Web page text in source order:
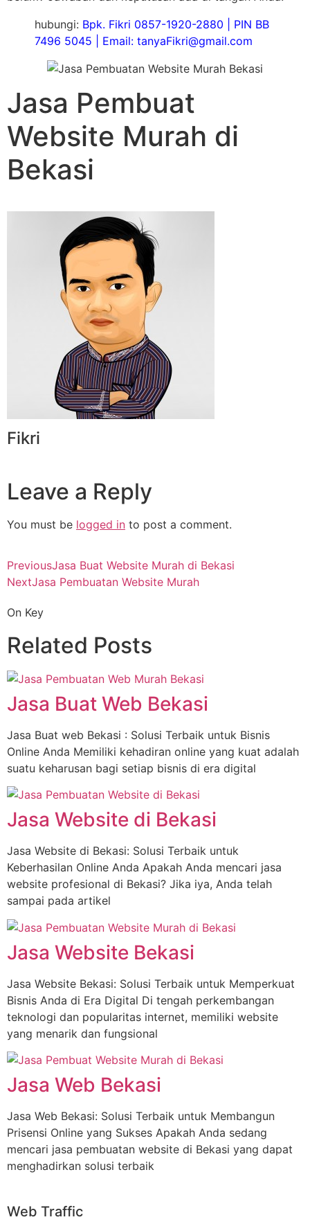
hubungi: Bpk. Fikri 0857-1920-2880 | PIN BB
7496 5045 | Email: tanyaFikri@gmail.com
Jasa Pembuat
Website Murah di
Bekasi
Fikri
Leave a Reply
You must be logged in to post a comment.
PreviousJasa Buat Website Murah di Bekasi
NextJasa Pembuatan Website Murah
On Key
Related Posts
Jasa Buat Web Bekasi
Jasa Buat web Bekasi : Solusi Terbaik untuk Bisnis
Online Anda Memiliki kehadiran online yang kuat adalah
suatu keharusan bagi setiap bisnis di era digital
Jasa Website di Bekasi
Jasa Website di Bekasi: Solusi Terbaik untuk
Keberhasilan Online Anda Apakah Anda mencari jasa
website profesional di Bekasi? Jika iya, Anda telah
sampai pada artikel
Jasa Website Bekasi
Jasa Website Bekasi: Solusi Terbaik untuk Memperkuat
Bisnis Anda di Era Digital Di tengah perkembangan
teknologi dan popularitas internet, memiliki website
yang menarik dan fungsional
Jasa Web Bekasi
Jasa Web Bekasi: Solusi Terbaik untuk Membangun
Prisensi Online yang Sukses Apakah Anda sedang
mencari jasa pembuatan website di Bekasi yang dapat
menghadirkan solusi terbaik
Web Traffic